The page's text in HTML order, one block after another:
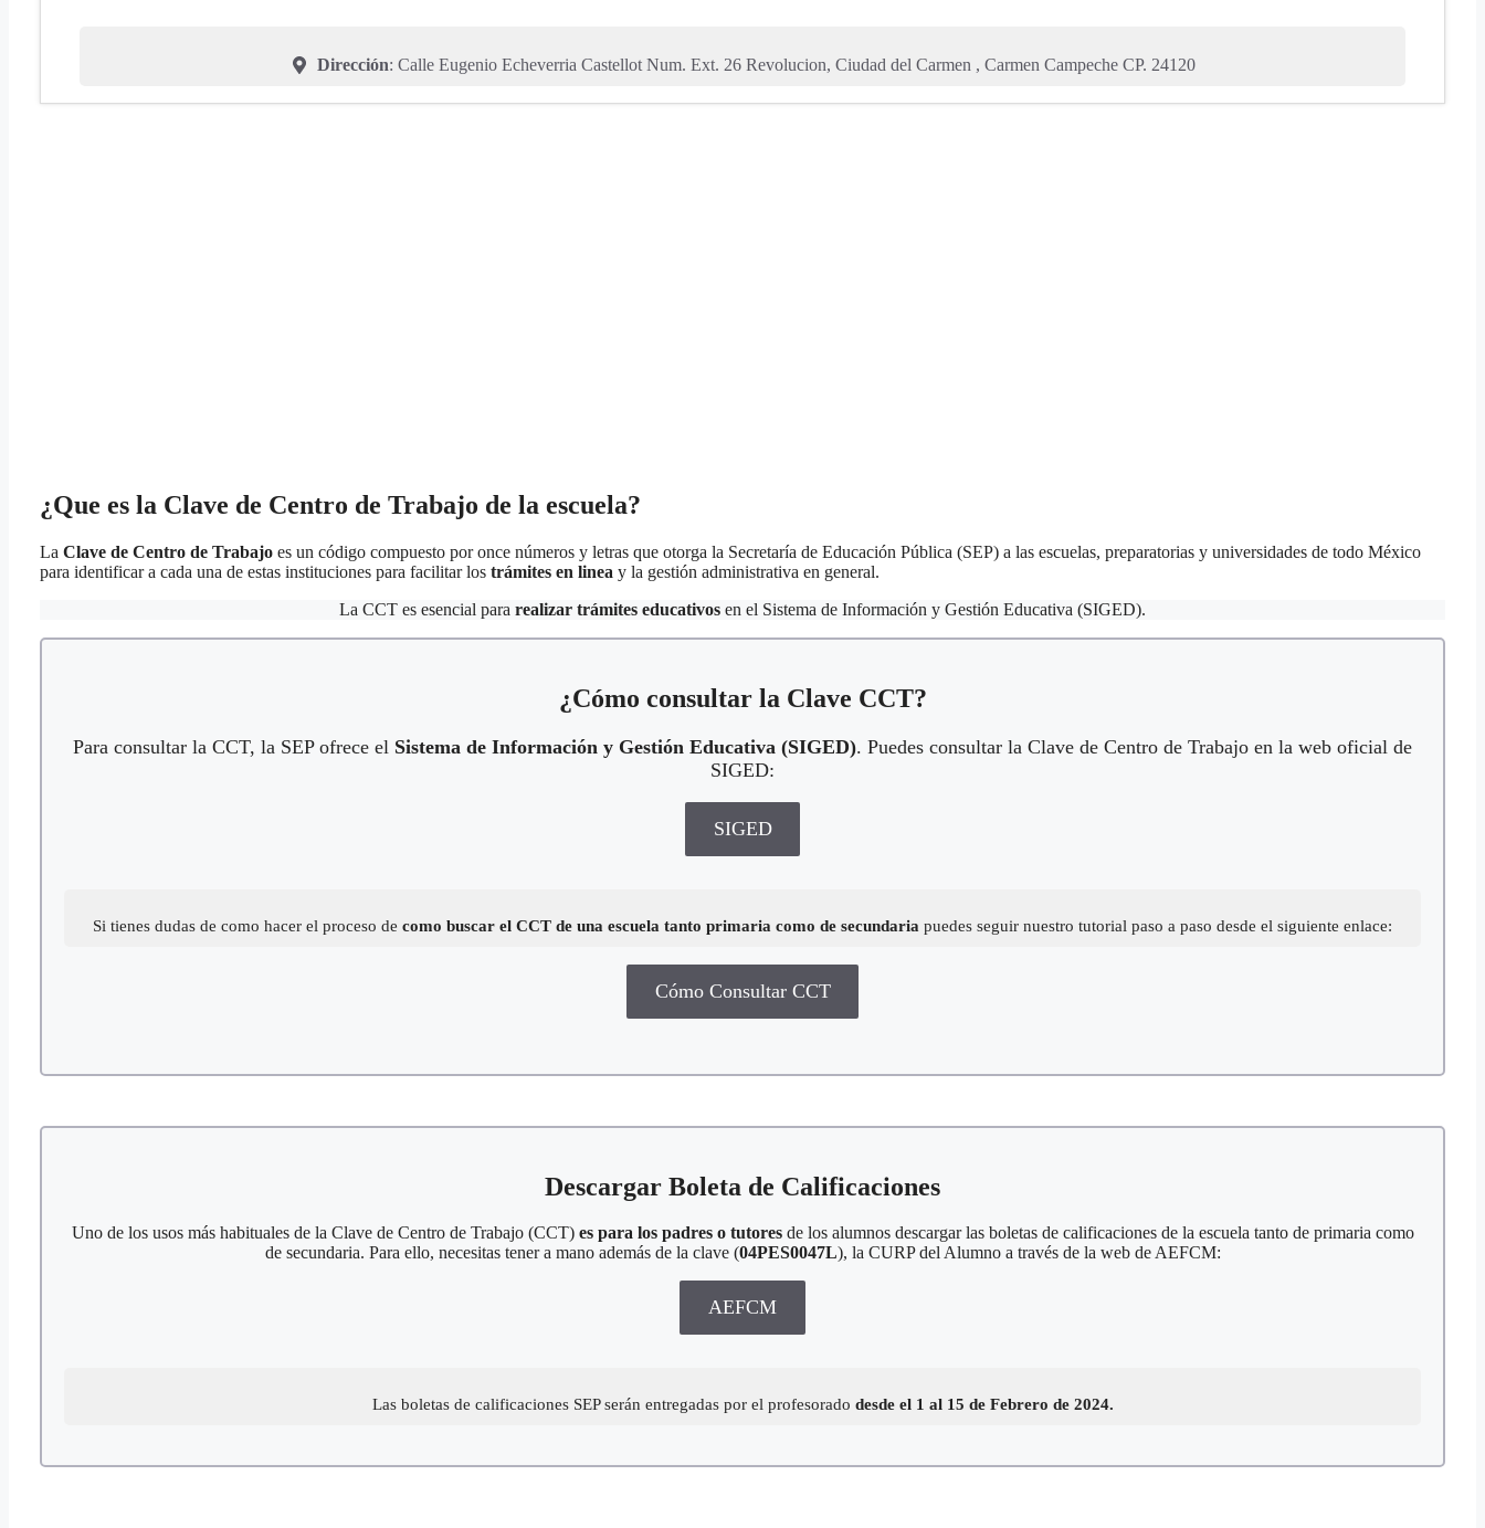
Dirección: Calle Eugenio Echeverria Castellot Num. Ext. 26 Revolucion, Ciudad del Carmen , Carmen Campeche CP. 24120
¿Que es la Clave de Centro de Trabajo de la escuela?
La Clave de Centro de Trabajo es un código compuesto por once números y letras que otorga la Secretaría de Educación Pública (SEP) a las escuelas, preparatorias y universidades de todo México
para identificar a cada una de estas instituciones para facilitar los trámites en linea y la gestión administrativa en general.
La CCT es esencial para realizar trámites educativos en el Sistema de Información y Gestión Educativa (SIGED).
¿Cómo consultar la Clave CCT?
Para consultar la CCT, la SEP ofrece el Sistema de Información y Gestión Educativa (SIGED). Puedes consultar la Clave de Centro de Trabajo en la web oficial de
SIGED:
SIGED
Si tienes dudas de como hacer el proceso de como buscar el CCT de una escuela tanto primaria como de secundaria puedes seguir nuestro tutorial paso a paso desde el siguiente enlace:
Cómo Consultar CCT
Descargar Boleta de Calificaciones
Uno de los usos más habituales de la Clave de Centro de Trabajo (CCT) es para los padres o tutoresde los alumnos descargar las boletas de calificaciones de la escuela tanto de primaria como
de secundaria. Para ello, necesitas tener a mano además de la clave (04PES0047L), la CURP del Alumno a través de la web de AEFCM:
AEFCM
Las boletas de calificaciones SEP serán entregadas por el profesorado desde el 1 al 15 de Febrero de 2024.